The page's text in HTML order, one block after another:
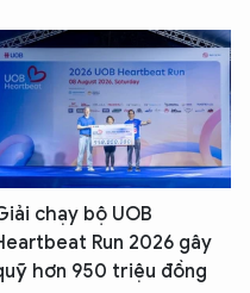
chạy bộ UOB
Run 2026 gây
hơn 950 triệu đồng